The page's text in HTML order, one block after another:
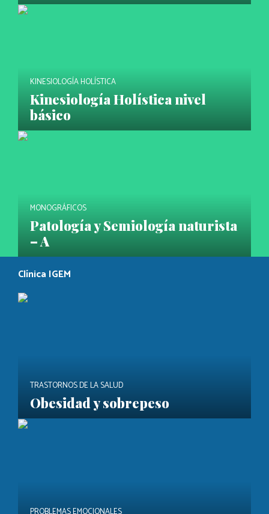
KINESIOLOGÍA HOLÍSTICA
Kinesiología Holística nivel
básico
MONOGRÁFICOS
Patología y Semiología naturista
– A
Clínica IGEM
TRASTORNOS DE LA SALUD
Obesidad y sobrepeso